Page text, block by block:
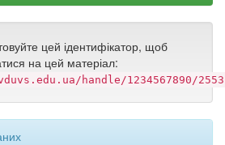
цей ідентифікатор, щоб
на цей матеріал:
handle/1234567890/2553